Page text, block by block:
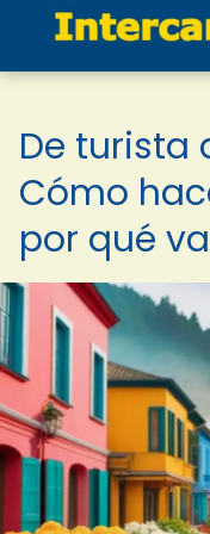
De turista
Cómo
por qué